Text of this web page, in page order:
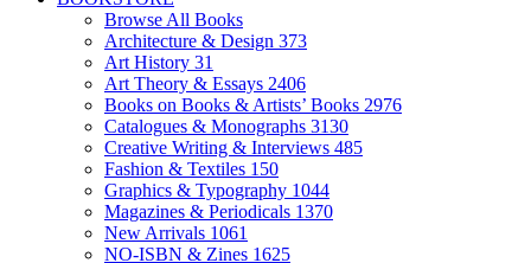
Browse All Books
Architecture & Design 373
Art History 31
Art Theory & Essays 2406
Books on Books & Artists’ Books 2976
Catalogues & Monographs 3130
Creative Writing & Interviews 485
Fashion & Textiles 150
Graphics & Typography 1044
Magazines & Periodicals 1370
New Arrivals 1061
NO-ISBN & Zines 1625